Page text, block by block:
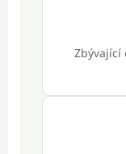
Zbývající